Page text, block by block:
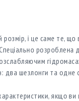
і це саме те, що
розроблена
шезлонги та одне
якщо ви